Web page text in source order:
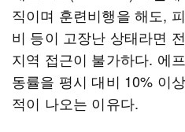
직이며 훈련비행을 해도,
비 등이 고장난 상태라면
지역 접근이 불가하다. 에
동률을 평시 대비 10% 이
적이 나오는 이유다.